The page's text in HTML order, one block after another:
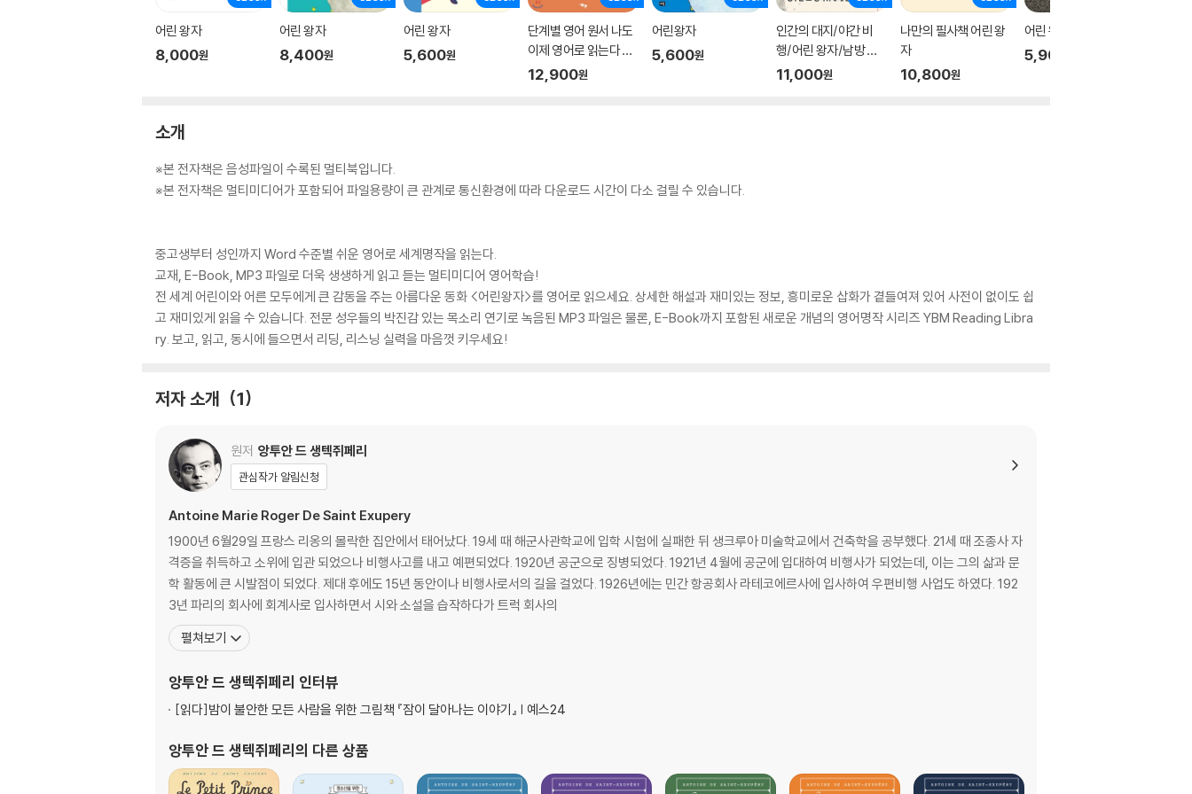
어린 왕자
8,000원
어린 왕자
8,400원
어린 왕자
5,600원
단계별 영어 원서 나도
이제 영어로 읽는다 어
린 왕자
12,900원
어린왕자
5,600원
인간의 대지/야간 비
행/어린 왕자/남방 우
편기
11,000원
나만의 필사책 어린 왕
자
10,800원
어린 왕자
5,900
소개
※본 전자책은 음성파일이 수록된 멀티북입니다.
※본 전자책은 멀티미디어가 포함되어 파일용량이 큰 관계로 통신환경에 따라 다운로드 시간이 다소 걸릴 수 있습니다.
중고생부터 성인까지 Word 수준별 쉬운 영어로 세계명작을 읽는다.
교재, E-Book, MP3 파일로 더욱 생생하게 읽고 듣는 멀티미디어 영어학습!
전 세계 어린이와 어른 모두에게 큰 감동을 주는 아름다운 동화 <어린왕자>를 영어로 읽으세요. 상세한 해설과 재미있는 정보, 흥미로운 삽화가 곁들여져 있어 사전이 없이도 쉽
고 재미있게 읽을 수 있습니다. 전문 성우들의 박진감 있는 목소리 연기로 녹음된 MP3 파일은 물론, E-Book까지 포함된 새로운 개념의 영어명작 시리즈 YBM Reading Libra
ry. 보고, 읽고, 동시에 들으면서 리딩, 리스닝 실력을 마음껏 키우세요!
저자 소개 1
원저 앙투안 드 생텍쥐페리
관심작가 알림신청
Antoine Marie Roger De Saint Exupery
1900년 6월29일 프랑스 리옹의 몰락한 집안에서 태어났다. 19세 때 해군사관학교에 입학 시험에 실패한 뒤 생크루아 미술학교에서 건축학을 공부했다. 21세 때 조종사 자
격증을 취득하고 소위에 입관 되었으나 비행사고를 내고 예편되었다. 1920년 공군으로 징병되었다. 1921년 4월에 공군에 입대하여 비행사가 되었는데, 이는 그의 삶과 문
학 활동에 큰 시발점이 되었다. 제대 후에도 15년 동안이나 비행사로서의 길을 걸었다. 1926년에는 민간 항공회사 라테코에르사에 입사하여 우편비행 사업도 하였다. 192
3년 파리의 회사에 회계사로 입사하면서 시와 소설을 습작하다가 트럭 회사의
펼쳐보기
앙투안 드 생텍쥐페리 인터뷰
[읽다]밤이 불안한 모든 사람을 위한 그림책 『잠이 달아나는 이야기』 | 예스24
앙투안 드 생텍쥐페리 의 다른 상품